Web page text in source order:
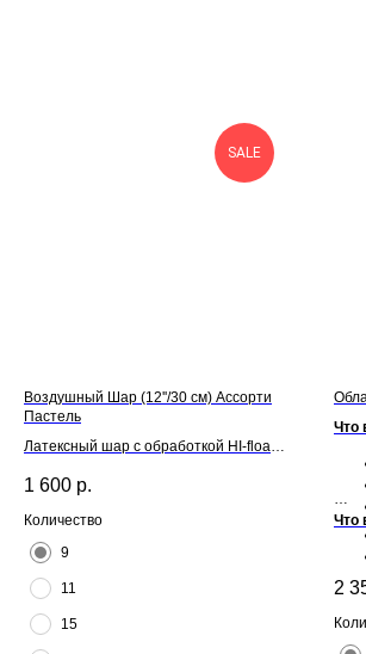
SALE
Воздушный Шар (12''/30 см) Ассорти
Пастель
Латексный шар с обработкой HI-float
1 600 р.
Количество
9
11
15
Что
Что
2